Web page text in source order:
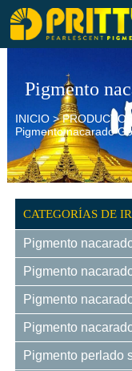
Pigmento
INICIO>
Pigmento nacarado
CATEGORÍAS DE
Pigmento
Pigmento
Pigmento
Pigmento
Pigmento perlado